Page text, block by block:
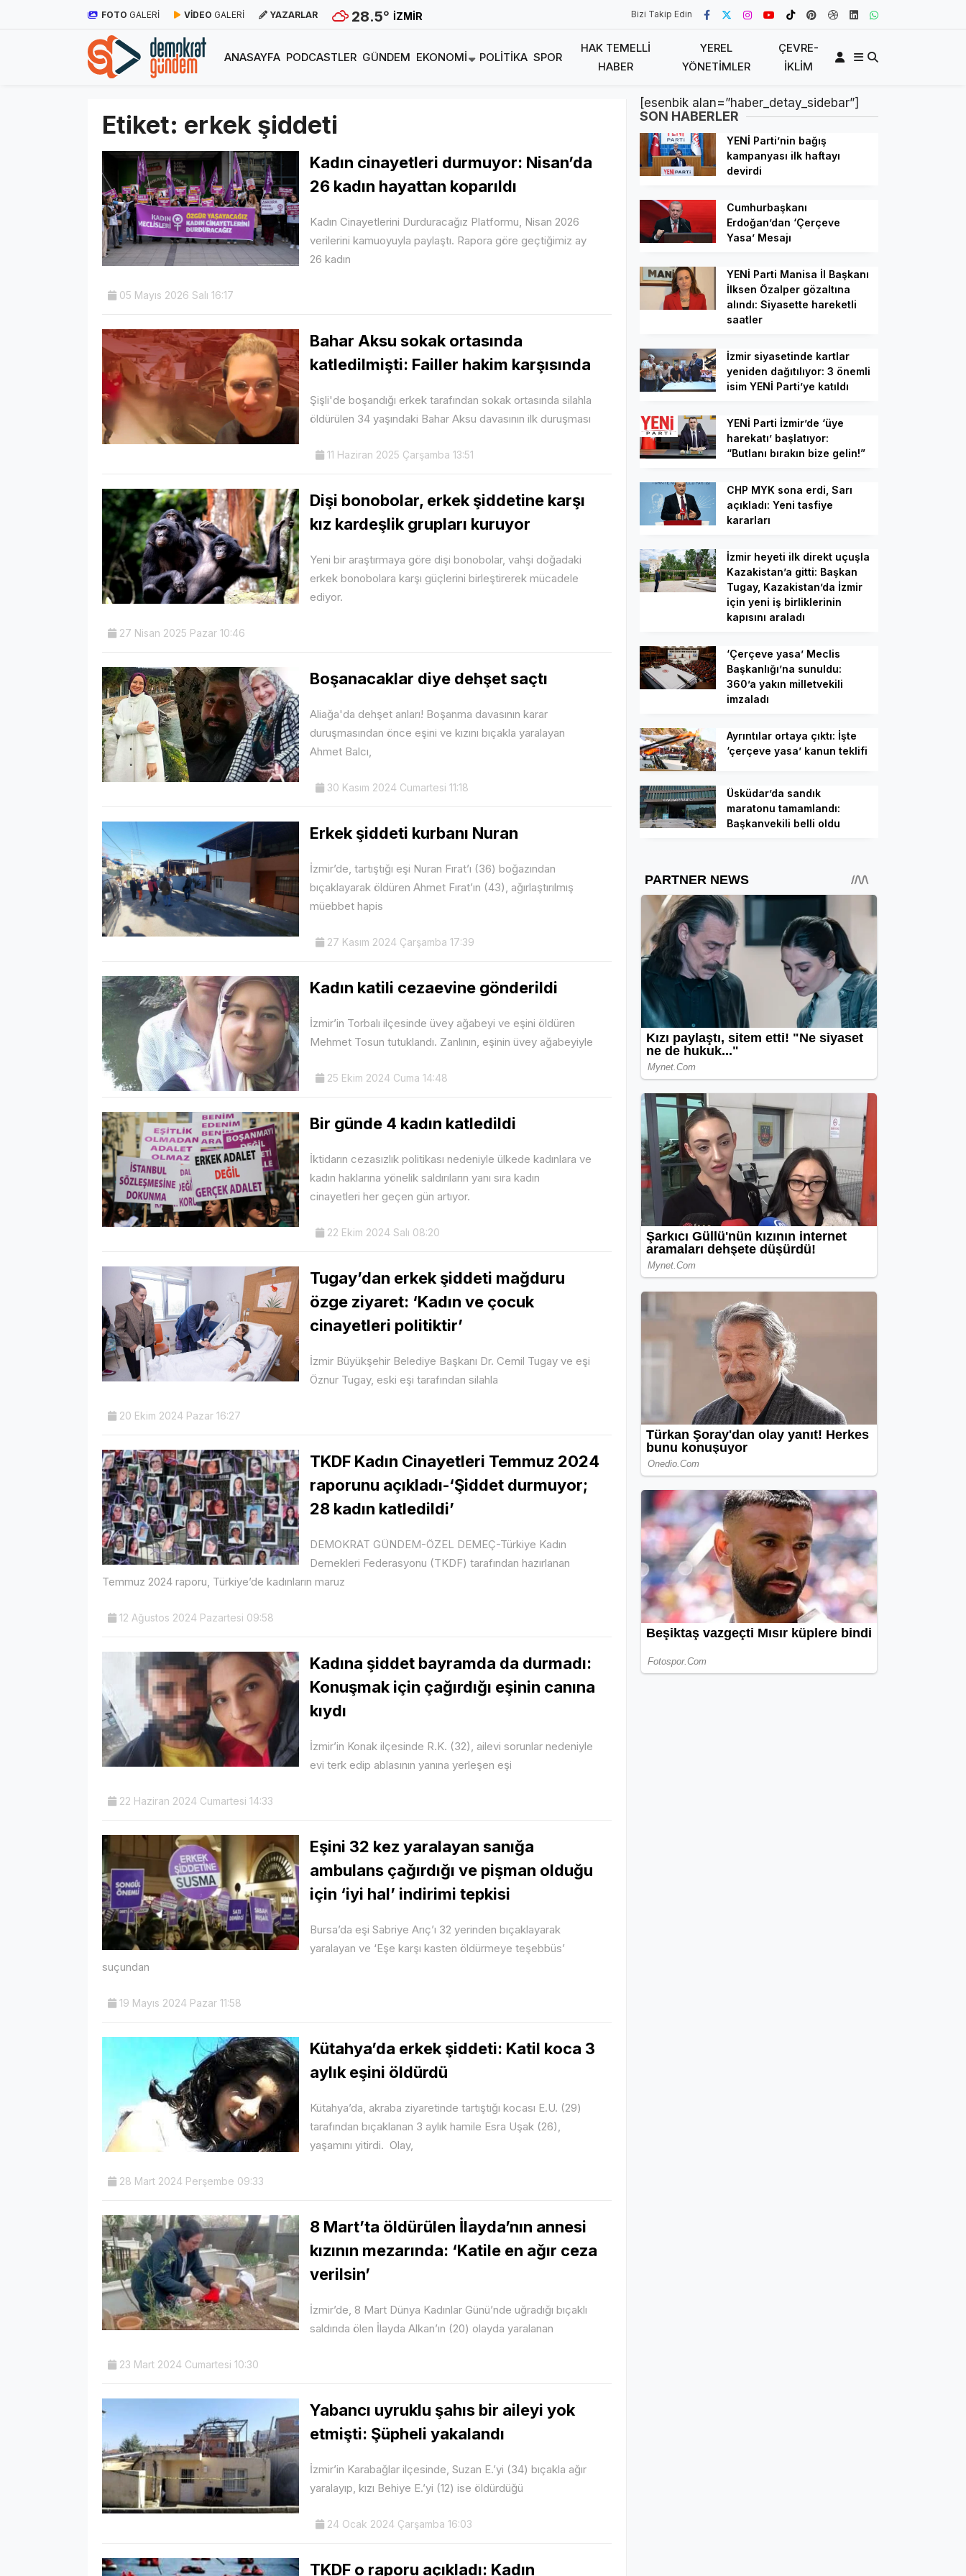
FOTO GALERİ VİDEO GALERİ YAZARLAR 28.5° İZMIR Bizi Takip Edin
ANASAYFA PODCASTLER GÜNDEM EKONOMI POLITIKA SPOR
HAK TEMELLI
HABER
YEREL
YÖNETIMLER
ÇEVRE-
İKLIM
Etiket: erkek şiddeti
Kadın cinayetleri durmuyor: Nisan’da
26 kadın hayattan koparıldı
Kadın Cinayetlerini Durduracağız Platformu, Nisan 2026
verilerini kamuoyuyla paylaştı. Rapora göre geçtiğimiz ay
26 kadın
05 Mayıs 2026 Salı 16:17
Bahar Aksu sokak ortasında
katledilmişti: Failler hakim karşısında
Şişli'de boşandığı erkek tarafından sokak ortasında silahla
öldürülen 34 yaşındaki Bahar Aksu davasının ilk duruşması
11 Haziran 2025 Çarşamba 13:51
Dişi bonobolar, erkek şiddetine karşı
kız kardeşlik grupları kuruyor
Yeni bir araştırmaya göre dişi bonobolar, vahşi doğadaki
erkek bonobolara karşı güçlerini birleştirerek mücadele
ediyor.
27 Nisan 2025 Pazar 10:46
Boşanacaklar diye dehşet saçtı
Aliağa'da dehşet anları! Boşanma davasının karar
duruşmasından önce eşini ve kızını bıçakla yaralayan
Ahmet Balcı,
30 Kasım 2024 Cumartesi 11:18
Erkek şiddeti kurbanı Nuran
İzmir’de, tartıştığı eşi Nuran Fırat’ı (36) boğazından
bıçaklayarak öldüren Ahmet Fırat’ın (43), ağırlaştırılmış
müebbet hapis
27 Kasım 2024 Çarşamba 17:39
Kadın katili cezaevine gönderildi
İzmir’in Torbalı ilçesinde üvey ağabeyi ve eşini öldüren
Mehmet Tosun tutuklandı. Zanlının, eşinin üvey ağabeyiyle
25 Ekim 2024 Cuma 14:48
Bir günde 4 kadın katledildi
İktidarın cezasızlık politikası nedeniyle ülkede kadınlara ve
kadın haklarına yönelik saldırıların yanı sıra kadın
cinayetleri her geçen gün artıyor.
22 Ekim 2024 Salı 08:20
Tugay’dan erkek şiddeti mağduru
özge ziyaret: ‘Kadın ve çocuk
cinayetleri politiktir’
İzmir Büyükşehir Belediye Başkanı Dr. Cemil Tugay ve eşi
Öznur Tugay, eski eşi tarafından silahla
20 Ekim 2024 Pazar 16:27
TKDF Kadın Cinayetleri Temmuz 2024
raporunu açıkladı-‘Şiddet durmuyor;
28 kadın katledildi’
DEMOKRAT GÜNDEM-ÖZEL DEMEÇ-Türkiye Kadın
Dernekleri Federasyonu (TKDF) tarafından hazırlanan
Temmuz 2024 raporu, Türkiye’de kadınların maruz
12 Ağustos 2024 Pazartesi 09:58
Kadına şiddet bayramda da durmadı:
Konuşmak için çağırdığı eşinin canına
kıydı
İzmir’in Konak ilçesinde R.K. (32), ailevi sorunlar nedeniyle
evi terk edip ablasının yanına yerleşen eşi
22 Haziran 2024 Cumartesi 14:33
Eşini 32 kez yaralayan sanığa
ambulans çağırdığı ve pişman olduğu
için ‘iyi hal’ indirimi tepkisi
Bursa’da eşi Sabriye Arıç’ı 32 yerinden bıçaklayarak
yaralayan ve ‘Eşe karşı kasten öldürmeye teşebbüs’
suçundan
19 Mayıs 2024 Pazar 11:58
Kütahya’da erkek şiddeti: Katil koca 3
aylık eşini öldürdü
Kütahya’da, akraba ziyaretinde tartıştığı kocası E.U. (29)
tarafından bıçaklanan 3 aylık hamile Esra Uşak (26),
yaşamını yitirdi. Olay,
28 Mart 2024 Perşembe 09:33
8 Mart’ta öldürülen İlayda’nın annesi
kızının mezarında: ‘Katile en ağır ceza
verilsin’
İzmir’de, 8 Mart Dünya Kadınlar Günü’nde uğradığı bıçaklı
saldırıda ölen İlayda Alkan’ın (20) olayda yaralanan
23 Mart 2024 Cumartesi 10:30
Yabancı uyruklu şahıs bir aileyi yok
etmişti: Şüpheli yakalandı
İzmir’in Karabağlar ilçesinde, Suzan E.’yi (34) bıçakla ağır
yaralayıp, kızı Behiye E.’yi (12) ise öldürdüğü
24 Ocak 2024 Çarşamba 16:03
TKDF o raporu açıkladı: Kadın
[esenbik alan=”haber_detay_sidebar”]
SON HABERLER
YENİ Parti’nin bağış
kampanyası ilk haftayı
devirdi
Cumhurbaşkanı
Erdoğan’dan ‘Çerçeve
Yasa’ Mesajı
YENİ Parti Manisa İl Başkanı
İlksen Özalper gözaltına
alındı: Siyasette hareketli
saatler
İzmir siyasetinde kartlar
yeniden dağıtılıyor: 3 önemli
isim YENİ Parti’ye katıldı
YENİ Parti İzmir’de ‘üye
harekatı’ başlatıyor:
“Butlanı bırakın bize gelin!”
CHP MYK sona erdi, Sarı
açıkladı: Yeni tasfiye
kararları
İzmir heyeti ilk direkt uçuşla
Kazakistan’a gitti: Başkan
Tugay, Kazakistan’da İzmir
için yeni iş birliklerinin
kapısını araladı
‘Çerçeve yasa’ Meclis
Başkanlığı’na sunuldu:
360’a yakın milletvekili
imzaladı
Ayrıntılar ortaya çıktı: İşte
‘çerçeve yasa’ kanun teklifi
Üsküdar’da sandık
maratonu tamamlandı:
Başkanvekili belli oldu